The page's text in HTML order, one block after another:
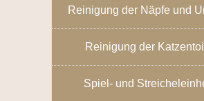
Reinigung der Näpfe und
Reinigung der
Spiel- und